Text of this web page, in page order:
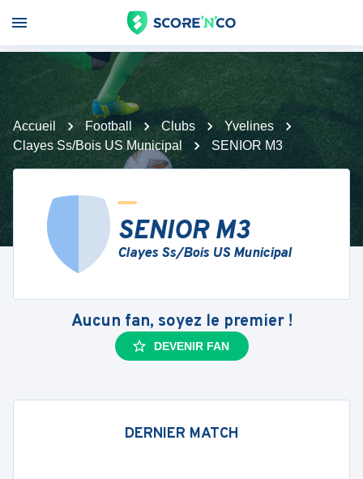
Accueil Football Clubs
Yvelines
Clayes Ss/Bois US Municipal
SENIOR M3
SENIOR M3
Clayes Ss/Bois US Municipal
Aucun fan, soyez le premier !
DEVENIR FAN
DERNIER MATCH